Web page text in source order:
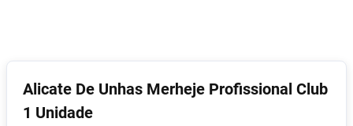
Alicate De Unhas Merheje Profissional Club
1 Unidade
6º Shampoo
7º Desodorante